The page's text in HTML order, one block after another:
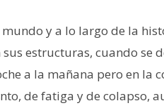
y a lo largo de la
estructuras, cuando se
a la mañana pero en la
de fatiga y de colapso,